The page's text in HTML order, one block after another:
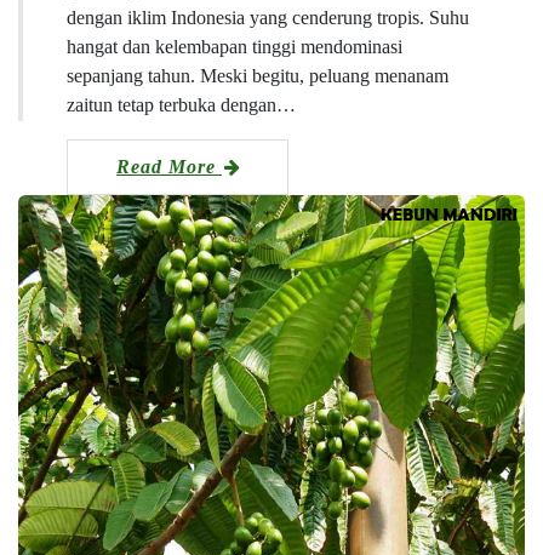
dengan iklim Indonesia yang cenderung tropis. Suhu
hangat dan kelembapan tinggi mendominasi
sepanjang tahun. Meski begitu, peluang menanam
zaitun tetap terbuka dengan…
Read More